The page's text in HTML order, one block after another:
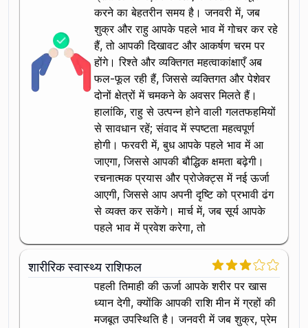
करने का बेहतरीन समय है। जनवरी में, जब
शुक्र और राहु आपके पहले भाव में गोचर कर रहे
हैं, तो आपकी दिखावट और आकर्षण चरम पर
होंगे। रिश्ते और व्यक्तिगत महत्वाकांक्षाएँ अब
फल-फूल रही हैं, जिससे व्यक्तिगत और पेशेवर
दोनों क्षेत्रों में चमकने के अवसर मिलते हैं।
हालांकि, राहु से उत्पन्न होने वाली गलतफहमियों
से सावधान रहें; संवाद में स्पष्टता महत्वपूर्ण
होगी। फरवरी में, बुध आपके पहले भाव में आ
जाएगा, जिससे आपकी बौद्धिक क्षमता बढ़ेगी।
रचनात्मक प्रयास और प्रोजेक्ट्स में नई ऊर्जा
आएगी, जिससे आप अपनी दृष्टि को प्रभावी ढंग
से व्यक्त कर सकेंगे। मार्च में, जब सूर्य आपके
पहले भाव में प्रवेश करेगा, तो
शारीरिक स्वास्थ्य राशिफल
पहली तिमाही की ऊर्जा आपके शरीर पर खास
ध्यान देगी, क्योंकि आपकी राशि मीन में ग्रहों की
मजबूत उपस्थिति है। जनवरी में जब शुक्र, प्रेम